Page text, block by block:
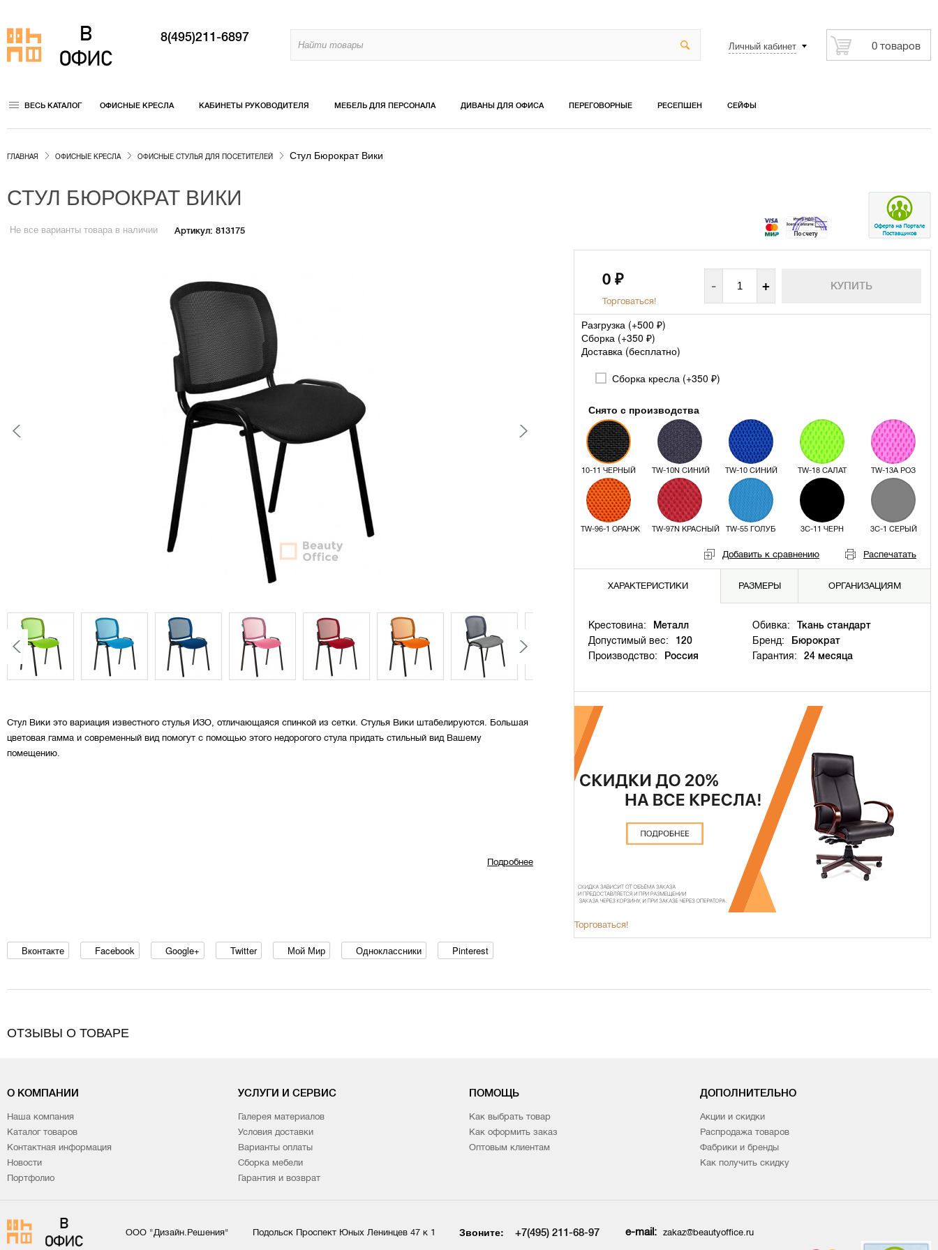
8(495)211-6897
Личный кабинет 0 товаров
ВЕСЬ КАТАЛОГ ОФИСНЫЕ КРЕСЛА КАБИНЕТЫ РУКОВОДИТЕЛЯ МЕБЕЛЬ ДЛЯ ПЕРСОНАЛА ДИВАНЫ ДЛЯ ОФИСА ПЕРЕГОВОРНЫЕ РЕСЕПШЕН СЕЙФЫ
ГЛАВНАЯ ОФИСНЫЕ КРЕСЛА ОФИСНЫЕ СТУЛЬЯ ДЛЯ ПОСЕТИТЕЛЕЙ Стул Бюрократ Вики
СТУЛ БЮРОКРАТ ВИКИ
Не все варианты товара в наличии Артикул: 813175
0 ₽
Торговаться!
- +
Разгрузка (+500 ₽)
Сборка (+350 ₽)
Доставка (бесплатно)
Сборка кресла (+350 ₽)
Снято с производства
10-11 ЧЕРНЫЙ TW-10N СИНИЙ TW-10 СИНИЙ TW-18 САЛАТ TW-13A РОЗ
TW-96-1 ОРАНЖ TW-97N КРАСНЫЙ TW-55 ГОЛУБ 3С-11 ЧЕРН 3С-1 СЕРЫЙ
Добавить к сравнению Распечатать
ХАРАКТЕРИСТИКИ РАЗМЕРЫ ОРГАНИЗАЦИЯМ
Крестовина: Металл Обивка:
Ткань стандарт
Допустимый вес:
120 Бренд:
Бюрократ
Производство:
Россия Гарантия: 24 месяца
Торговаться!
Стул Вики это вариация известного стулья ИЗО, отличающаяся спинкой из сетки. Стулья Вики штабелируются. Большая
цветовая гамма и современный вид помогут с помощью этого недорогого стула придать стильный вид Вашему
помещению.
Подробнее
Вконтакте Facebook Google+ Twitter Мой Мир Одноклассники Pinterest
ОТЗЫВЫ О ТОВАРЕ
О КОМПАНИИ
Наша компания
Каталог товаров
Контактная информация
Новости
Портфолио
УСЛУГИ И СЕРВИС
Галерея материалов
Условия доставки
Варианты оплаты
Сборка мебели
Гарантия и возврат
ПОМОЩЬ
Как выбрать товар
Как оформить заказ
Оптовым клиентам
ДОПОЛНИТЕЛЬНО
Акции и скидки
Распродажа товаров
Фабрики и бренды
Как получить скидку
ООО "Дизайн.Решения" Подольск Проспект Юных Ленинцев 47 к 1 Звоните: +7(495) 211-68-97 e-mail: zakaz@beautyoffice.ru